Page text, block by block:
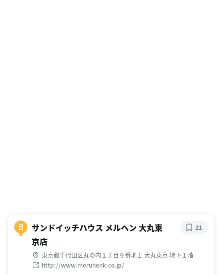
B
サンドイッチハウス メルヘン 大丸東
京店
東京都千代田区丸の内１丁目９番地１ 大丸東京 地下１階
http://www.meruhenk.co.jp/
21